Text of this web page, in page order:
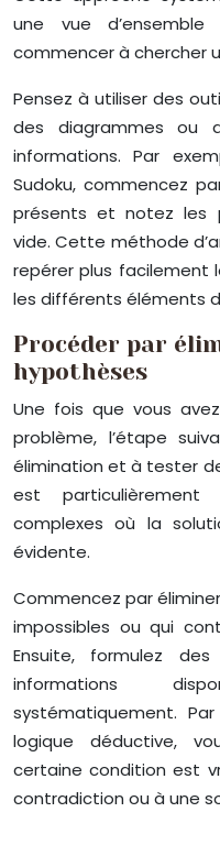
une vue
commencer à chercher
Pensez à utiliser des
des diagrammes ou
informations. Par
Sudoku, commencez
présents et notez les
vide. Cette méthode
repérer plus facilement
les différents éléments
Procéder par
hypothèses
Une fois que vous
problème, l’étape
élimination et à tester
est
complexes où la
évidente.
Commencez par
impossibles ou qui
Ensuite, formulez
informations
systématiquement.
logique déductive,
certaine condition est
contradiction ou à une